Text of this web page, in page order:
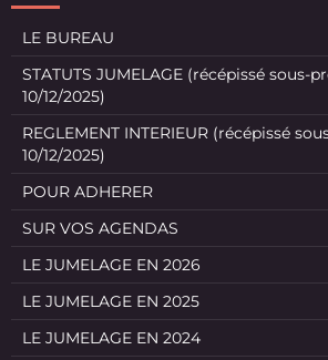
LE BUREAU
STATUTS JUMELAGE (récépissé sous-
10/12/2025)
REGLEMENT INTERIEUR (récépissé
10/12/2025)
POUR ADHERER
SUR VOS AGENDAS
LE JUMELAGE EN 2026
LE JUMELAGE EN 2025
LE JUMELAGE EN 2024